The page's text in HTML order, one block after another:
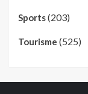
Sports(203)
Tourisme (525)